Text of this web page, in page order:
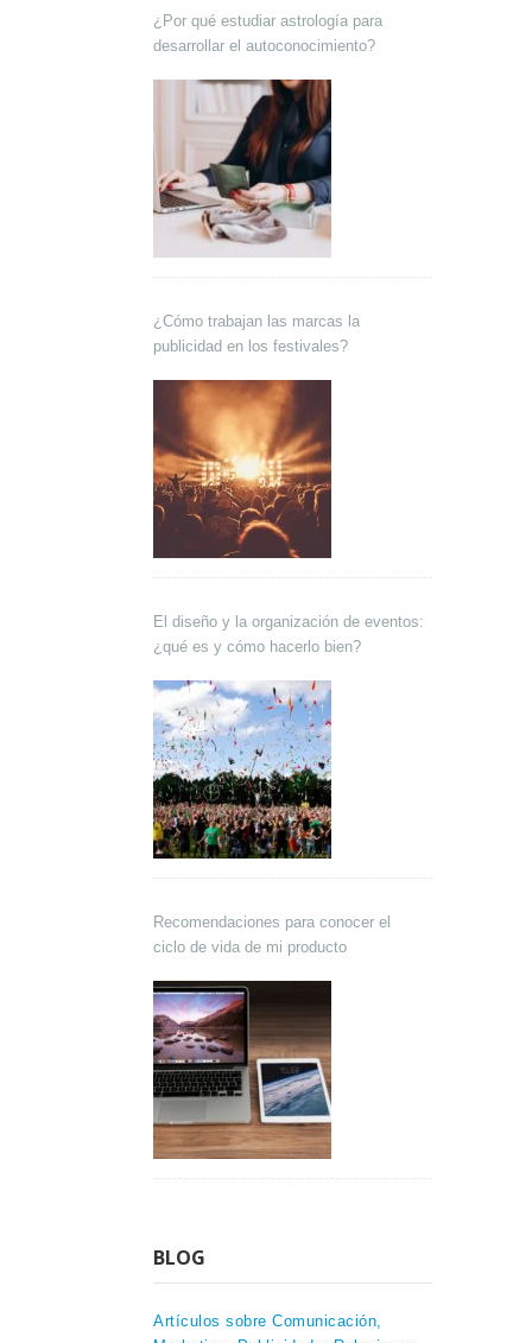
¿Por qué estudiar astrología para
desarrollar el autoconocimiento?
¿Cómo trabajan las marcas la
publicidad en los festivales?
El diseño y la organización de eventos:
¿qué es y cómo hacerlo bien?
Recomendaciones para conocer el
ciclo de vida de mi producto
BLOG
Artículos sobre Comunicación,